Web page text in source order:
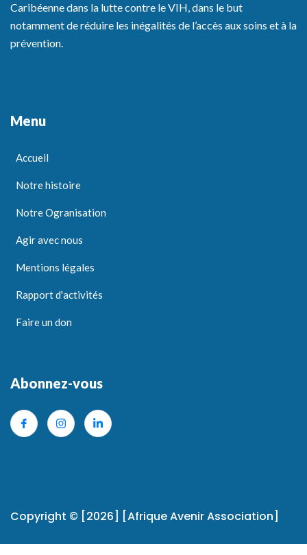
Caribéenne dans la lutte contre le VIH, dans le but
notamment de réduire les inégalités de l’accès aux soins et à la
prévention.
Menu
Accueil
Notre histoire
Notre Ogranisation
Agir avec nous
Mentions légales
Rapport d'activités
Faire un don
Abonnez-vous
Copyright © [2026] [Afrique Avenir Association]